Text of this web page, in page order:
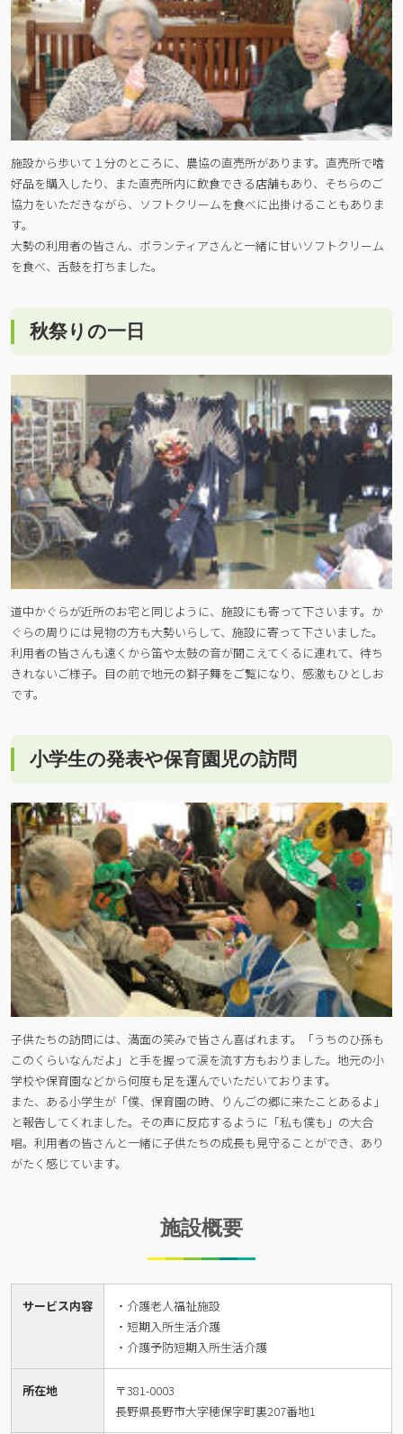
施設から歩いて１分のところに、農協の直売所があります。直売所で嗜
好品を購入したり、また直売所内に飲食できる店舗もあり、そちらのご
協力をいただきながら、ソフトクリームを食べに出掛けることもありま
す。
大勢の利用者の皆さん、ボランティアさんと一緒に甘いソフトクリーム
を食べ、舌鼓を打ちました。
秋祭りの一日
道中かぐらが近所のお宅と同じように、施設にも寄って下さいます。か
ぐらの周りには見物の方も大勢いらして、施設に寄って下さいました。
利用者の皆さんも遠くから笛や太鼓の音が聞こえてくるに連れて、待ち
きれないご様子。目の前で地元の獅子舞をご覧になり、感激もひとしお
です。
小学生の発表や保育園児の訪問
子供たちの訪問には、満面の笑みで皆さん喜ばれます。「うちのひ孫も
このくらいなんだよ」と手を握って涙を流す方もおりました。地元の小
学校や保育園などから何度も足を運んでいただいております。
また、ある小学生が「僕、保育園の時、りんごの郷に来たことあるよ」
と報告してくれました。その声に反応するように「私も僕も」の大合
唱。利用者の皆さんと一緒に子供たちの成長も見守ることができ、あり
がたく感じています。
施設概要
サービス内容
・介護老人福祉施設
・短期入所生活介護
・介護予防短期入所生活介護
所在地
〒381-0003
長野県長野市大字穂保字町裏207番地1